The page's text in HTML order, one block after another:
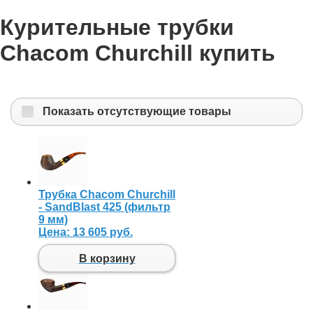
Курительные трубки
Chacom Churchill купить
Показать отсутствующие товары
Трубка Chacom Churchill
- SandBlast 425 (фильтр
9 мм)
Цена: 13 605 руб.
В корзину